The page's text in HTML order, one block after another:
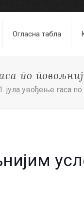
Огласна табла
по
јула увођење гаса